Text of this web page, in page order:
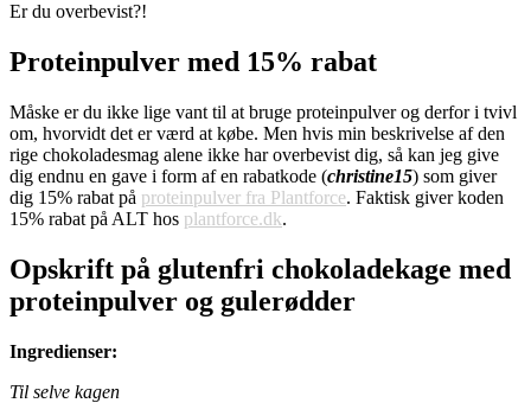
Er du overbevist?!
Proteinpulver med 15% rabat
Måske er du ikke lige vant til at bruge proteinpulver og derfor i tvivl
om, hvorvidt det er værd at købe. Men hvis min beskrivelse af den
rige chokoladesmag alene ikke har overbevist dig, så kan jeg give
dig endnu en gave i form af en rabatkode (christine15) som giver
dig 15% rabat på proteinpulver fra Plantforce. Faktisk giver koden
15% rabat på ALT hos plantforce.dk.
Opskrift på glutenfri chokoladekage med
proteinpulver og gulerødder
Ingredienser:
Til selve kagen